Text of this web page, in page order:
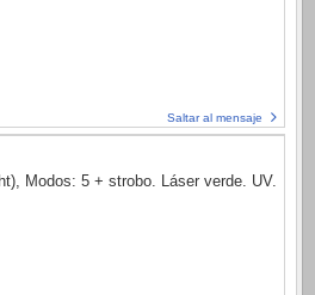
Saltar al mensaje
Modos: 5 + strobo. Láser verde. UV.